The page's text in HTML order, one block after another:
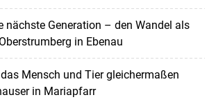
nächste Generation – den Wandel als
in Ebenau
Mensch und Tier gleichermaßen
in Mariapfarr